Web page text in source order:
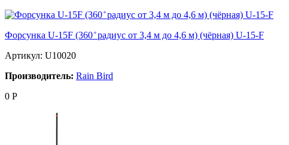
Форсунка U-15F (360 ̊ радиус от 3,4 м до 4,6 м) (чёрная) U-15-F
Артикул: U10020
Производитель: Rain Bird
0 Р